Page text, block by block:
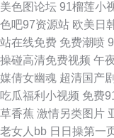
91国模在线 日韩无码av
产交配日韩 超碰爱啪啪
亚洲成人伦理 日韩亚洲
123区 a天堂网在线 欧洲
美色图论坛 91榴莲小
色吧97资源站 欧美日
站在线免费 免费潮喷
操碰高清免费视频 午
媒倩女幽魂 超清国产
吃瓜福利小视频 免费
草香蕉 激情另类图片
老女人bb 日日操第一